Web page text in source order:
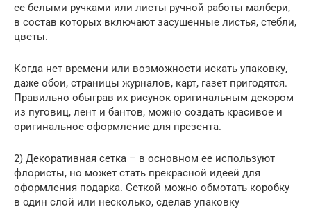
ее белыми ручками или листы ручной работы малбери,
в состав которых включают засушенные листья, стебли,
цветы.
Когда нет времени или возможности искать упаковку,
даже обои, страницы журналов, карт, газет пригодятся.
Правильно обыграв их рисунок оригинальным декором
из пуговиц, лент и бантов, можно создать красивое и
оригинальное оформление для презента.
2) Декоративная сетка – в основном ее используют
флористы, но может стать прекрасной идеей для
оформления подарка. Сеткой можно обмотать коробку
в один слой или несколько, сделав упаковку